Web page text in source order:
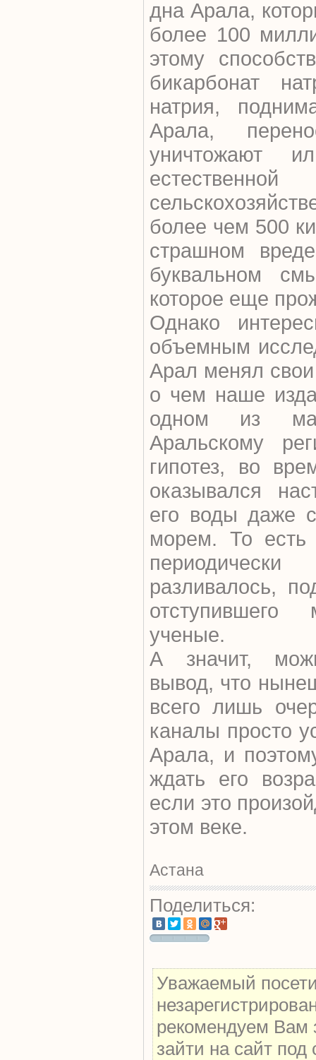
дна Арала,
более 100
этому
бикарбонат
натрия,
Арала,
уничтожают
более чем 500
страшном
буквальном
которое еще
Однако
объемным
Арал менял свои
о чем наше
одном из
Аральскому
гипотез, во
оказывался
его воды даже
морем. То есть
разливалось,
ученые.
А значит,
вывод, что
всего лишь
каналы просто
Арала, и
ждать его
если это
этом веке.
Астана
Поделиться:
Уважаемый
рекомендуем Вам
зайти на сайт